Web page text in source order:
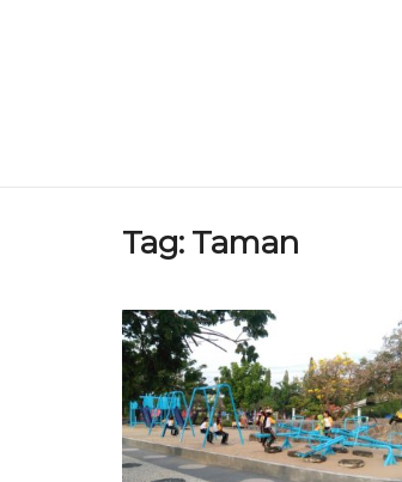
Tag: Taman